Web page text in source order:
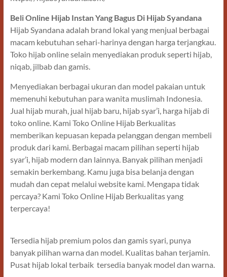
Beli Online Hijab Instan Yang Bagus Di Hijab Syandana
Hijab Syandana adalah brand lokal yang menjual berbagai
macam kebutuhan sehari-harinya dengan harga terjangkau.
Toko hijab online selain menyediakan produk seperti hijab,
niqab, jilbab dan gamis.
Menyediakan berbagai ukuran dan model pakaian untuk
memenuhi kebutuhan para wanita muslimah Indonesia.
Jual hijab murah, jual hijab baru, hijab syar’i, harga hijab di
toko online. Kami Toko Online Hijab Berkualitas
memberikan kepuasan kepada pelanggan dengan membeli
produk dari kami. Berbagai macam pilihan seperti hijab
syar’i, hijab modern dan lainnya. Banyak pilihan menjadi
semakin berkembang. Kamu juga bisa belanja dengan
mudah dan cepat melalui website kami. Mengapa tidak
percaya? Kami Toko Online Hijab Berkualitas yang
terpercaya!
Tersedia hijab premium polos dan gamis syari, punya
banyak pilihan warna dan model. Kualitas bahan terjamin.
Pusat hijab lokal terbaik tersedia banyak model dan warna.